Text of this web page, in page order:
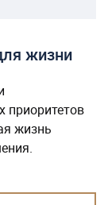
жизни
приоритетов
жизнь